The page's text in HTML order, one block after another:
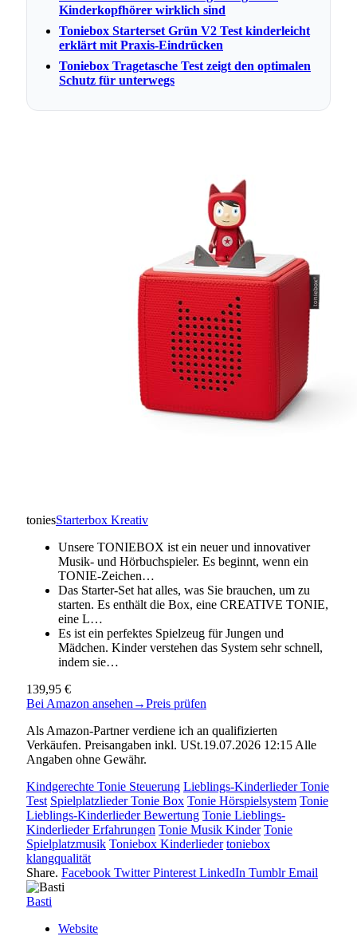
Kinderkopfhörer wirklich sind
Toniebox Starterset Grün V2 Test kinderleicht
erklärt mit Praxis-Eindrücken
Toniebox Tragetasche Test zeigt den optimalen
Schutz für unterwegs
toniesStarterbox Kreativ
Unsere TONIEBOX ist ein neuer und innovativer
Musik- und Hörbuchspieler. Es beginnt, wenn ein
TONIE-Zeichen…
Das Starter-Set hat alles, was Sie brauchen, um zu
starten. Es enthält die Box, eine CREATIVE TONIE,
eine L…
Es ist ein perfektes Spielzeug für Jungen und
Mädchen. Kinder verstehen das System sehr schnell,
indem sie…
139,95 €
Bei Amazon ansehen →Preis prüfen
Als Amazon-Partner verdiene ich an qualifizierten
Verkäufen. Preisangaben inkl. USt.19.07.2026 12:15 Alle
Angaben ohne Gewähr.
Kindgerechte Tonie Steuerung Lieblings-Kinderlieder Tonie
Test Spielplatzlieder Tonie Box Tonie Hörspielsystem Tonie
Lieblings-Kinderlieder Bewertung Tonie Lieblings-
Kinderlieder Erfahrungen Tonie Musik Kinder Tonie
Spielplatzmusik Toniebox Kinderlieder toniebox
klangqualität
Share. Facebook Twitter Pinterest LinkedIn Tumblr Email
Basti
Website